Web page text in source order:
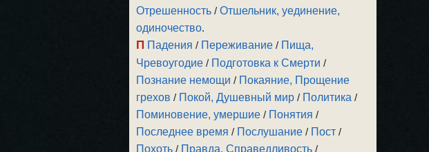
Отрешенность /Отшельник, уединение,
одиночество.
П Падения / Переживание / Пища,
Чревоугодие / Подготовка к Смерти /
Познание немощи / Покаяние, Прощение
грехов / Покой, Душевный мир / Политика /
Поминовение, умершие / Понятия /
Последнее время / Послушание / Пост /
Похоть / Правда, Справедливость /